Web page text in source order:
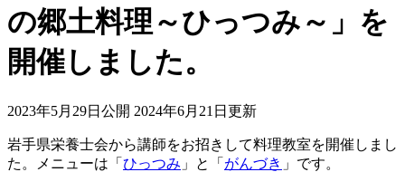
の郷土料理～ひっつみ～」を
開催しました。
2023年5月29日公開 2024年6月21日更新
岩手県栄養士会から講師をお招きして料理教室を開催しまし
た。メニューは「 ひっつみ 」と「 がんづき 」です。